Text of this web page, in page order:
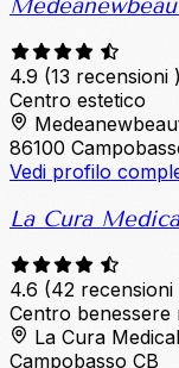
4.9 (13 recensioni )
Centro estetico
86100
Vedi profilo
La Cura
4.6 (42 recensioni
Centro benessere
La Cura
Campobasso CB